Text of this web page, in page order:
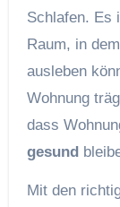
Schlafen. Es
Raum, in
ausleben
Wohnung
dass
gesund
Mit den